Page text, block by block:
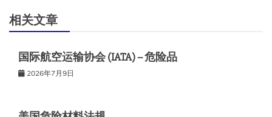
航
相关文章
国际航空运输协会 (IATA) – 危险品
2026年7月9日